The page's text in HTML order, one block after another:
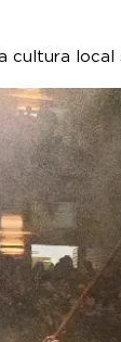
cultura